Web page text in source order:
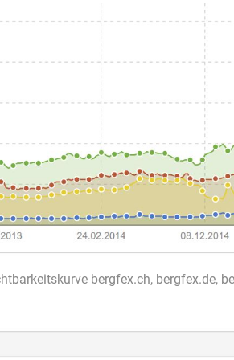
bergfex.ch, bergfex.de,